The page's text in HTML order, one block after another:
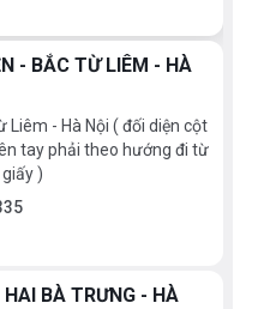
- BỀN BỈ
TỪ CÔNG
100% từ dây đồng
mòn, chống quá nhiệt
- BẮC TỪ LIÊM - HÀ
Liêm - Hà Nội ( đối diện cột
tay phải theo hướng đi từ
)
BÀ TRƯNG - HÀ